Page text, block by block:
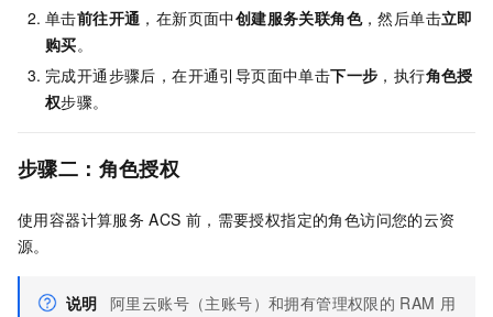
单击前往开通 ，在新页面中创建服务关联角色，然后单击立即
购买。
完成开通步骤后，在开通引导页面中单击下一步 ，执行角色授
权步骤。
步骤二： 角色授权
使用容器计算服务 ACS 前，需要授权指定的角色访问您的云资
源。
说明 阿里云账号（主账号）和拥有管理权限的 RAM 用